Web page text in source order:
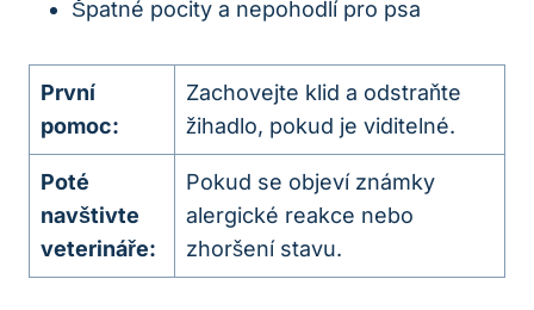
Špatné pocity a nepohodlí pro psa
První
pomoc:
Zachovejte klid a odstraňte
žihadlo, pokud je viditelné.
Poté
navštivte
veterináře:
Pokud se objeví známky
alergické reakce nebo
zhoršení stavu.